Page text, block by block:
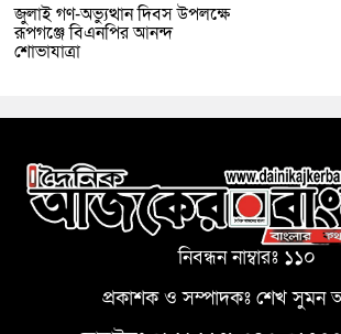
জুলাই গণ-অভ্যুত্থান দিবস উপলক্ষে
রূপগঞ্জে বিএনপির আনন্দ
শোভাযাত্রা
নিবন্ধন নাম্বারঃ ১১০
প্রকাশক ও সম্পাদকঃ শেখ সুমন